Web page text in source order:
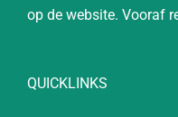
op de website. Vooraf
QUICKLINKS